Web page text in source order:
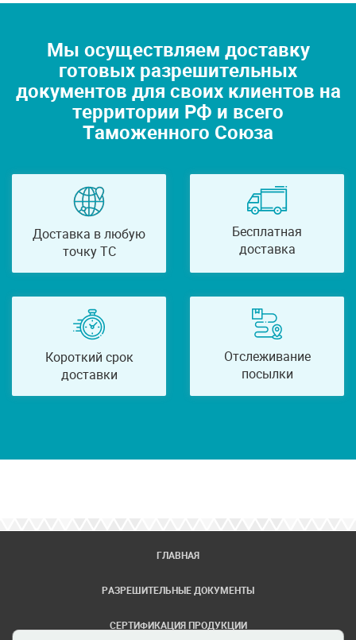
Мы осуществляем доставку
готовых разрешительных
документов для своих клиентов на
территории РФ и всего
Таможенного Союза
Доставка в любую
точку ТС
Бесплатная
доставка
Короткий срок
доставки
Отслеживание
посылки
ГЛАВНАЯ
РАЗРЕШИТЕЛЬНЫЕ ДОКУМЕНТЫ
СЕРТИФИКАЦИЯ ПРОДУКЦИИ